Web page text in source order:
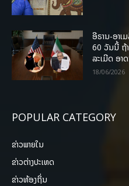
ອີຣານ-ອາເ
60 ວັນນີ້ ຖ້
ລະເມີດ ອາ
18/06/2026
POPULAR CATEGORY
ຂ່າວພາຍ​ໃນ
ຂ່າວຕ່າງປະເທດ
ຂ່າວທ້ອງຖິ່ນ